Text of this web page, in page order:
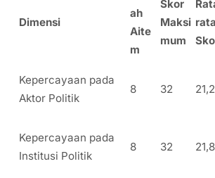
Dimensi
ah
Aite
m
Skor
Maksi
mum
rata
Kepercayaan pada
Aktor Politik
8 32
Kepercayaan pada
Institusi Politik
8 32